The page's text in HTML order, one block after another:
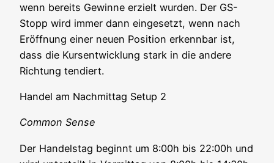
wenn bereits Gewin­ne erzielt wur­den. Der GS-
Stopp wird immer dann ein­ge­setzt, wenn nach
Eröff­nung einer neu­en Posi­ti­on erkenn­bar ist,
dass die Kurs­ent­wick­lung stark in die ande­re
Rich­tung tendiert.
Han­del am Nach­mit­tag Set­up 2
Com­mon Sense
Der Han­dels­tag beginnt um 8:00h bis 22:00h und